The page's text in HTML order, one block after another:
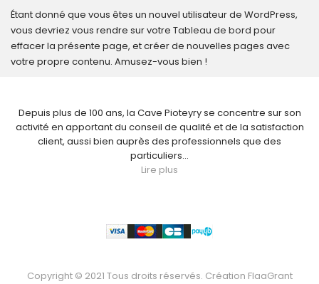
Étant donné que vous êtes un nouvel utilisateur de WordPress,
vous devriez vous rendre sur votre Tableau de bord pour
effacer la présente page, et créer de nouvelles pages avec
votre propre contenu. Amusez-vous bien !
Depuis plus de 100 ans, la Cave Pioteyry se concentre sur son
activité en apportant du conseil de qualité et de la satisfaction
client, aussi bien auprès des professionnels que des
particuliers...
Lire plus
Copyright © 2021 Tous droits réservés. Création FlaaGrant